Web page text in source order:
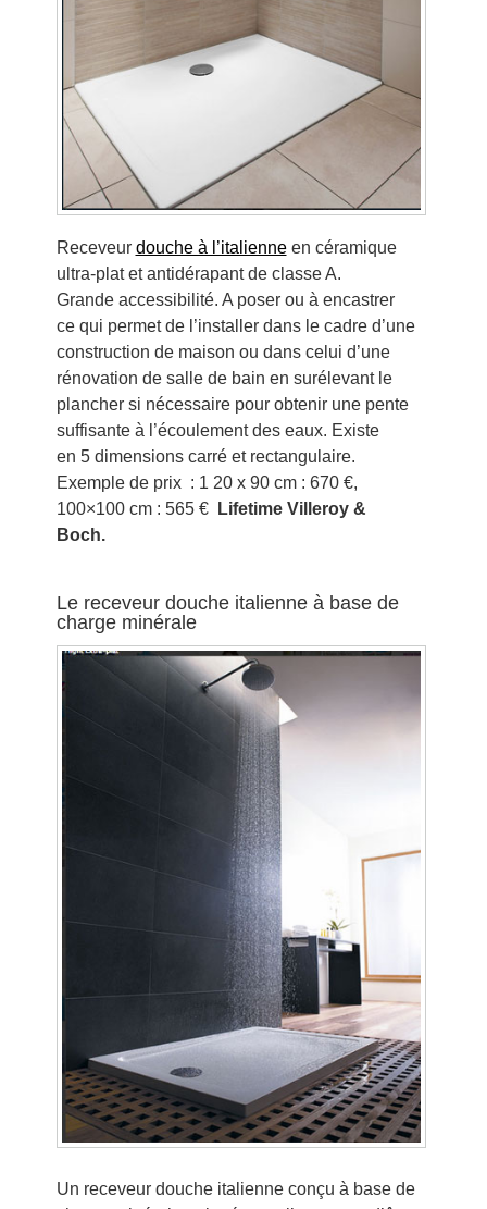
Receveur douche à l’italienneen céramique
ultra-plat et antidérapant de classe A.
Grande accessibilité. A poser ou à encastrer
ce qui permet de l’installer dans le cadre d’une
construction de maison ou dans celui d’une
rénovation de salle de bain en surélevant le
plancher si nécessaire pour obtenir une pente
suffisante à l’écoulement des eaux. Existe
en 5 dimensions carré et rectangulaire.
Exemple de prix : 1 20 x 90 cm : 670 €,
100×100 cm : 565 €
Lifetime Villeroy &
Boch.
Le receveur douche italienne à base de
charge minérale
Un receveur douche italienne conçu à base de